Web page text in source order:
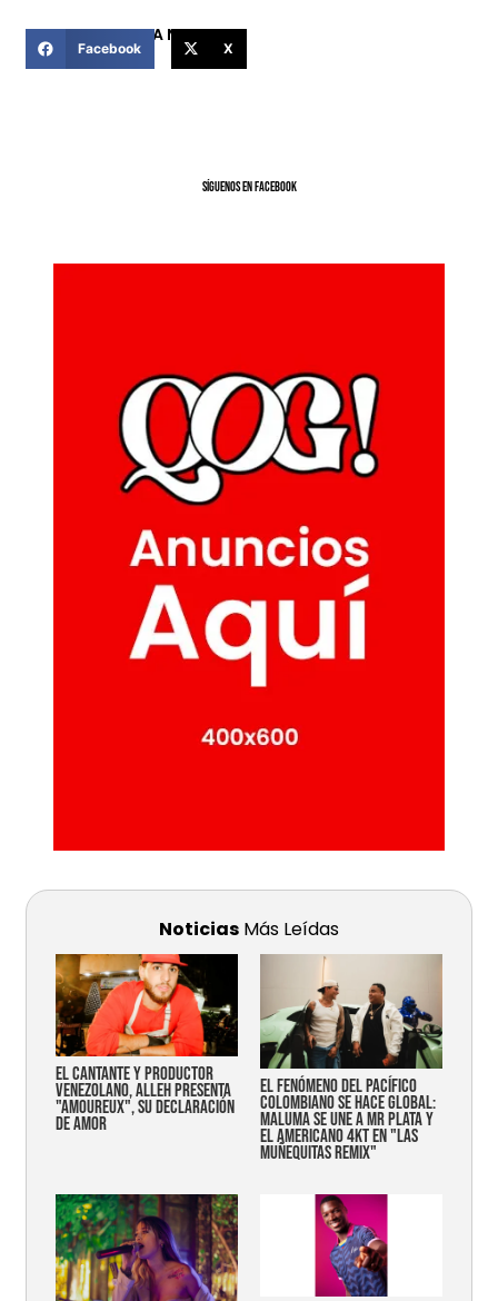
COMPARTIR ESTA NOTICIA
Facebook X
SíGUENOS EN FACEBOOK
Noticias Más Leídas
EL CANTANTE Y PRODUCTOR
VENEZOLANO, ALLEH PRESENTA
"AMOUREUX", SU DECLARACIÓN
DE AMOR
EL FENÓMENO DEL PACÍFICO
COLOMBIANO SE HACE GLOBAL:
MALUMA SE UNE A MR PLATA Y
EL AMERICANO 4KT EN "LAS
MUÑEQUITAS REMIX"